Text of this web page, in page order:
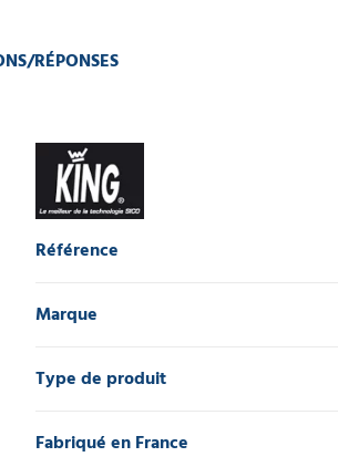
RÉPONSES
Référence
Marque
Type de produit
Fabriqué en France